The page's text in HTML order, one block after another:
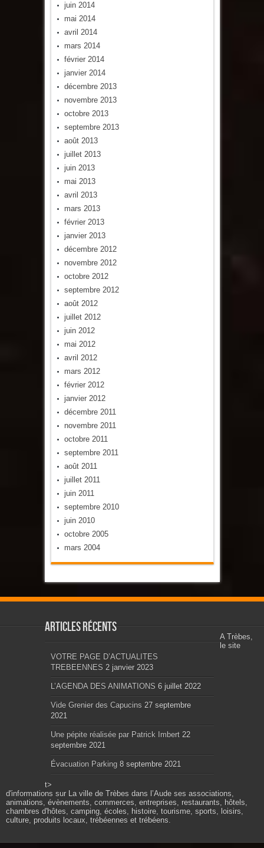
juin 2014
mai 2014
avril 2014
mars 2014
février 2014
janvier 2014
décembre 2013
novembre 2013
octobre 2013
septembre 2013
août 2013
juillet 2013
juin 2013
mai 2013
avril 2013
mars 2013
février 2013
janvier 2013
décembre 2012
novembre 2012
octobre 2012
septembre 2012
août 2012
juillet 2012
juin 2012
mai 2012
avril 2012
mars 2012
février 2012
janvier 2012
décembre 2011
novembre 2011
octobre 2011
septembre 2011
août 2011
juillet 2011
juin 2011
septembre 2010
juin 2010
octobre 2005
mars 2004
Articles récents
VOTRE PAGE D’ACTUALITES
TREBEENNES 2 janvier 2023
L’AGENDA DES ANIMATIONS 6 juillet 2022
Vide Grenier des Capucins 27 septembre
2021
Une pépite réalisée par Patrick Imbert 22
septembre 2021
Évacuation Parking 8 septembre 2021
t>
A Trèbes,
le site
d'informations sur La ville de Trèbes dans l’Aude ses associations,
animations, évènements, commerces, entreprises, restaurants, hôtels,
chambres d'hôtes, camping, écoles, histoire, tourisme, sports, loisirs,
culture, produits locaux, trébéennes et trébéens.